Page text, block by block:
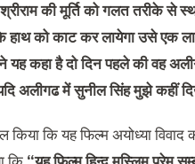
की मूर्ति को गलत तरीके से
हाथ को काट कर लायेगा उसे एक
कहा है दो दिन पहले की वह
अलीगढ में सुनील सिंह मुझे कहीं
कि यह फिल्म अयोध्या विवाद